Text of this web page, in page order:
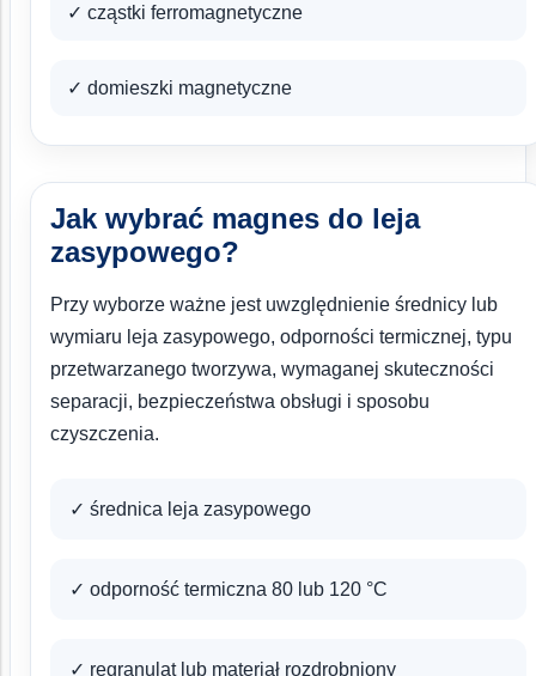
✓ cząstki ferromagnetyczne
✓ domieszki magnetyczne
Jak wybrać magnes do leja
zasypowego?
Przy wyborze ważne jest uwzględnienie średnicy lub
wymiaru leja zasypowego, odporności termicznej, typu
przetwarzanego tworzywa, wymaganej skuteczności
separacji, bezpieczeństwa obsługi i sposobu
czyszczenia.
✓ średnica leja zasypowego
✓ odporność termiczna 80 lub 120 °C
✓ regranulat lub materiał rozdrobniony